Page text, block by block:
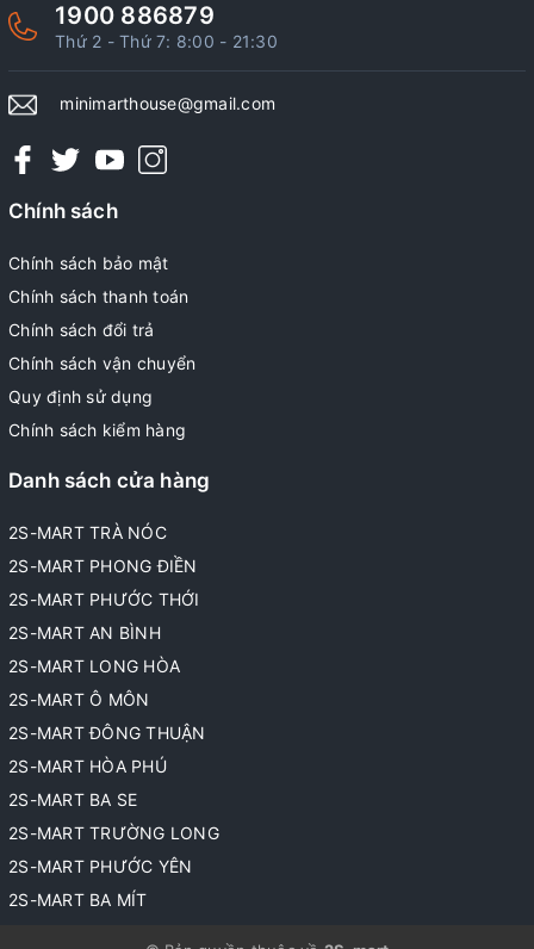
1900 886879
Thứ 2 - Thứ 7: 8:00 - 21:30
minimarthouse@gmail.com
Chính sách
Chính sách bảo mật
Chính sách thanh toán
Chính sách đổi trả
Chính sách vận chuyển
Quy định sử dụng
Chính sách kiểm hàng
Danh sách cửa hàng
2S-MART TRÀ NÓC
2S-MART PHONG ĐIỀN
2S-MART PHƯỚC THỚI
2S-MART AN BÌNH
2S-MART LONG HÒA
2S-MART Ô MÔN
2S-MART ĐÔNG THUẬN
2S-MART HÒA PHÚ
2S-MART BA SE
2S-MART TRƯỜNG LONG
2S-MART PHƯỚC YÊN
2S-MART BA MÍT